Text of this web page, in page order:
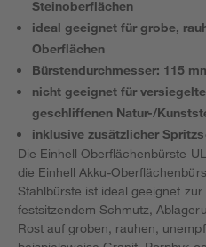
Steinoberflächen
ideal geeignet für grobe,
Oberflächen
Bürstendurchmesser: 115
nicht geeignet für
geschliffenen Natur-/
inklusive zusätzlicher
Die Einhell Oberflächenbürste
die Einhell Akku-
Stahlbürste ist ideal geeignet
festsitzendem Schmutz,
Rost auf groben, rauhen,